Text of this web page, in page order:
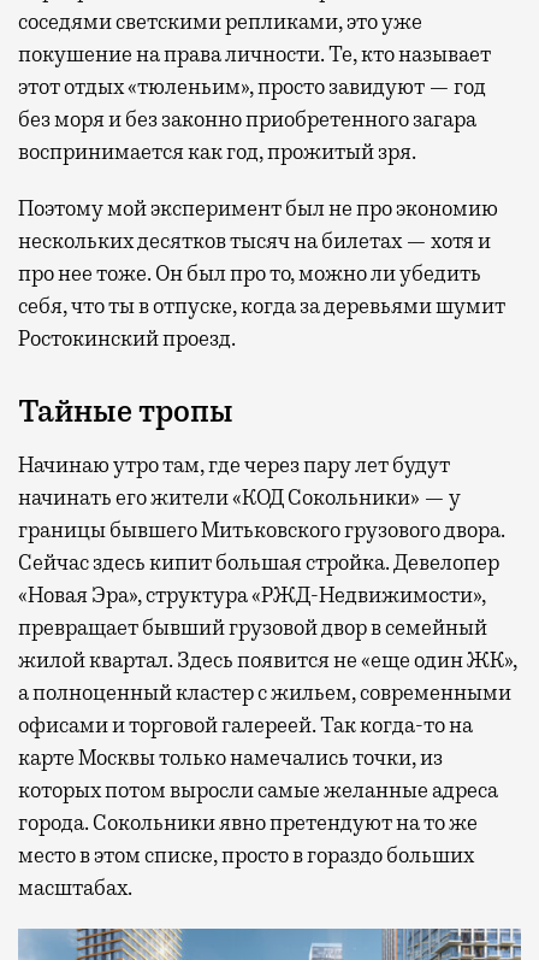
соседями светскими репликами, это уже
покушение на права личности. Те, кто называет
этот отдых «тюленьим», просто завидуют — год
без моря и без законно приобретенного загара
воспринимается как год, прожитый зря.
Поэтому мой эксперимент был не про экономию
нескольких десятков тысяч на билетах — хотя и
про нее тоже. Он был про то, можно ли убедить
себя, что ты в отпуске, когда за деревьями шумит
Ростокинский проезд.
Тайные тропы
Начинаю утро там, где через пару лет будут
начинать его жители «КОД Сокольники» — у
границы бывшего Митьковского грузового двора.
Сейчас здесь кипит большая стройка. Девелопер
«Новая Эра», структура «РЖД-Недвижимости»,
превращает бывший грузовой двор в семейный
жилой квартал. Здесь появится не «еще один ЖК»,
а полноценный кластер с жильем, современными
офисами и торговой галереей. Так когда-то на
карте Москвы только намечались точки, из
которых потом выросли самые желанные адреса
города. Сокольники явно претендуют на то же
место в этом списке, просто в гораздо больших
масштабах.